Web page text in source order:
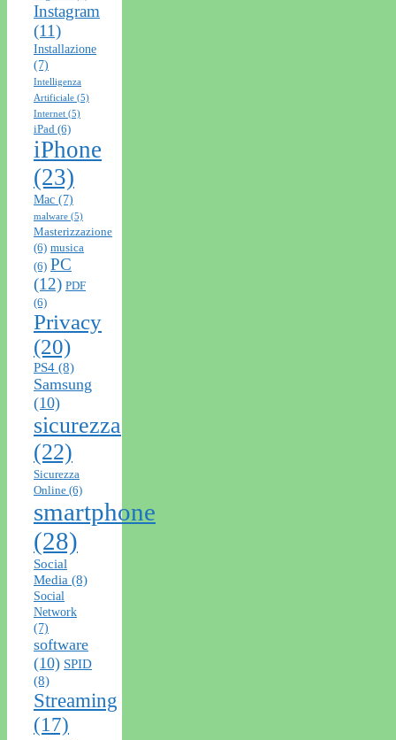
Instagram
(11)
Installazione
(7)
Intelligenza
Artificiale (5)
Internet (5)
iPad (6)
iPhone
(23)
Mac (7)
malware (5)
Masterizzazione
(6) musica
(6) PC
(12) PDF
(6)
Privacy
(20)
PS4 (8)
Samsung
(10)
sicurezza
(22)
Sicurezza
Online (6)
smartphone
(28)
Social
Media (8)
Social
Network
(7)
software
(10) SPID
(8)
Streaming
(17)